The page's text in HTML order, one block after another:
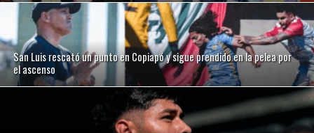
San Luis rescató un punto en Copiapó y sigue prendido en la pelea por
el ascenso